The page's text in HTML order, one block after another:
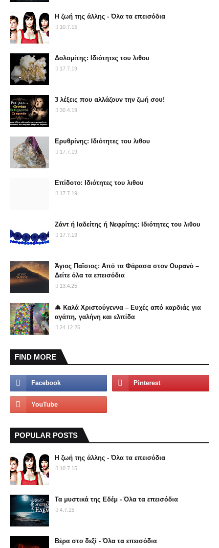
Η ζωή της άλλης - Όλα τα επεισόδια
10.7.15
Δολομίτης: Ιδιότητες του λιθου
17.7.19
3 λέξεις που αλλάζουν την ζωή σου!
30.4.19
Ερυθρίνης: Ιδιότητες του λιθου
17.7.19
Επίδοτο: Ιδιότητες του λιθου
17.7.19
Ζάντ ή Ιαδείτης ή Νεφρίτης: Ιδιότητες του λιθου
17.7.19
Άγιος Παΐσιος: Από τα Φάρασα στον Ουρανό –
Δείτε όλα τα επεισόδια
13.4.25
🎄 Καλά Χριστούγεννα – Ευχές από καρδιάς για
αγάπη, γαλήνη και ελπίδα
24.12.25
FIND MORE
POPULAR POSTS
Η ζωή της άλλης - Όλα τα επεισόδια
10.7.15
Τα μυστικά της Εδέμ - Όλα τα επεισόδια
4.7.15
Βέρα στο δεξί - Όλα τα επεισόδια